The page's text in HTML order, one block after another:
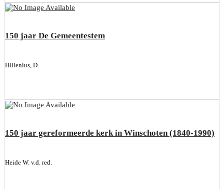
150 jaar De Gemeentestem
Hillenius, D.
150 jaar gereformeerde kerk in Winschoten (1840-1990)
Heide W. v.d. red.